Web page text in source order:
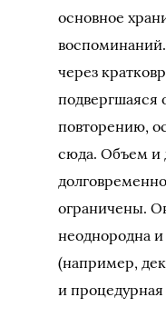
основное
через
подвергшаяся
повторению,
сюда. Объем и
ограничены.
неоднородна
(например,
и процедурная